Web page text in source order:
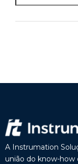
A Instrumation
união do know-how